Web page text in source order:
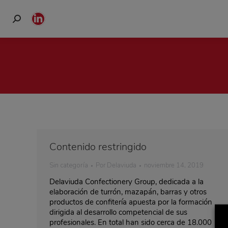
Buscar:
Linkedin
page
window
Contenido restringido
Sin categoría Por Delaviuda noviembre 14, 2019
Delaviuda Confectionery Group, dedicada a la
elaboración de turrón, mazapán, barras y otros
productos de confitería apuesta por la formación
dirigida al desarrollo competencial de sus
profesionales. En total han sido cerca de 18.000